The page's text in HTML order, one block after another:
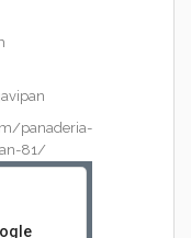
panaderia-
81/